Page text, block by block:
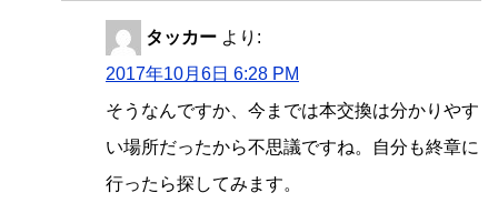
タッカー より:
2017年10月6日 6:28 PM
そうなんですか、今までは本交換は分かりやす
い場所だったから不思議ですね。自分も終章に
行ったら探してみます。